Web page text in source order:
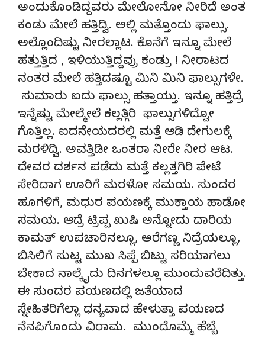
ಅಂದುಕೊಂಡಿದ್ದವರು ಮೇಲೋನೋ ನೀರಿದೆ ಅಂತ
ಕಂಡು ಮೇಲೆ ಹತ್ತಿದ್ವಿ. ಅಲ್ಲಿ ಮತ್ತೊಂದು ಫಾಲ್ಸು.
ಅಲ್ಲೊಂದಿಷ್ಟು ನೀರಲ್ಲಾಟ. ಕೊನೆಗೆ ಇನ್ನೂ ಮೇಲೆ
ಹತ್ತುತ್ತಿದ , ಇಳಿಯುತ್ತಿದ್ದವ್ರು ಕಂಡ್ರು ! ನೀರಾಟದ
ನಂತರ ಮೇಲೆ ಹತ್ತಿದಷ್ಟೂ ಮಿನಿ ಮಿನಿ ಫಾಲ್ಸುಗಳೇ.
ಸುಮಾರು ಐದು ಫಾಲ್ಸು ಹತ್ತಾಯ್ತು. ಇನ್ನೂ ಹತ್ತಿದ್ರೆ
ಇನ್ನೆಷ್ಟು ಮೇಲ್ಮೇಲೆ ಕಲ್ಲತ್ಗಿರಿ ಫಾಲ್ಸುಗಳಿದ್ವೋ
ಗೊತ್ತಿಲ್ಲ. ಐದನೇಯದರಲ್ಲಿ ಮತ್ತೆ ಆಡಿ ದೇಗುಲಕ್ಕೆ
ಮರಳಿದ್ವಿ. ಅವತ್ತಿಡೀ ಒಂತರಾ ನೀರೇ ನೀರ ಆಟ.
ದೇವರ ದರ್ಶನ ಪಡೆದು ಮತ್ತೆ ಕಲ್ಲತ್ತಗಿರಿ ಪೇಟೆ
ಸೇರಿದಾಗ ಊರಿಗೆ ಮರಳೋ ಸಮಯ. ಸುಂದರ
ಹೂಗಳಿಗೆ, ಮಧುರ ಪಯಣಕ್ಕೆ ಮುಕ್ತಾಯ ಹಾಡೋ
ಸಮಯ. ಆದ್ರೆ ಟ್ರಿಪ್ಪ ಖುಷಿ ಅನ್ನೋದು ದಾರಿಯ
ಕಾಮತ್ ಉಪಚಾರಿನಲ್ಲೂ, ಅರೆಗಣ್ಣ ನಿದ್ರೆಯಲ್ಲೂ,
ಬಿಸಿಲಿಗೆ ಸುಟ್ಟ ಮುಖ ಸಿಪ್ಪೆ ಬಿಟ್ಟು ಸರಿಯಾಗಲು
ಬೇಕಾದ ನಾಲ್ಕೈದು ದಿನಗಳಲ್ಲೂ ಮುಂದುವರೆದಿತ್ತು.
ಈ ಸುಂದರ ಪಯಣದಲ್ಲಿ ಜತೆಯಾದ
ಸ್ನೇಹಿತರಿಗೆಲ್ಲಾ ಧನ್ಯವಾದ ಹೇಳುತ್ತಾ ಪಯಣದ
ನೆನಪಿಗೊಂದು ವಿರಾಮ. ಮುಂದೊಮ್ಮೆ ಹೆಬ್ಬೆ